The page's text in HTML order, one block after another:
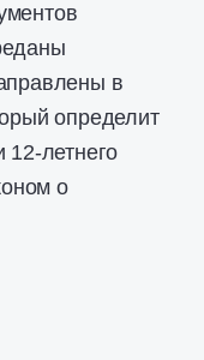
в
определит
летнего
о